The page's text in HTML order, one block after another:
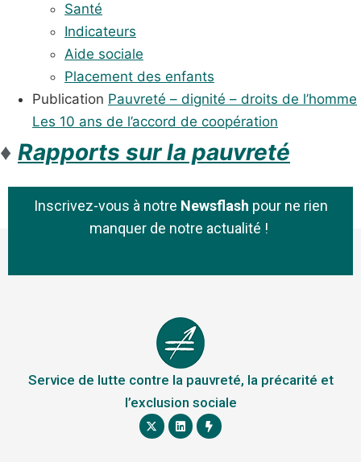
Santé
Indicateurs
Aide sociale
Placement des enfants
Publication Pauvreté – dignité – droits de l’homme
Les 10 ans de l’accord de coopération
♦ Rapports sur la pauvreté
Inscrivez-vous à notre Newsflash pour ne rien
manquer de notre actualité !
Service de lutte contre la pauvreté, la précarité et
l’exclusion sociale